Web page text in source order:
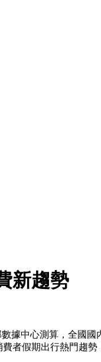
新趨勢
據中心測算，全國
假期出行熱門趨